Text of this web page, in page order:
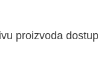
proizvoda